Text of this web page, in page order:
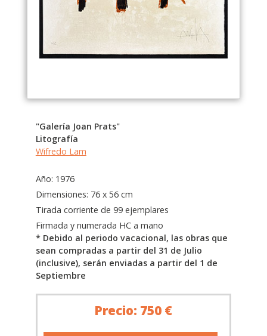
"Galería Joan Prats"
Litografía
Wifredo Lam
Año: 1976
Dimensiones: 76 x 56 cm
Tirada corriente de 99 ejemplares
Firmada y numerada HC a mano
* Debido al periodo vacacional, las obras que
sean compradas a partir del 31 de Julio
(inclusive), serán enviadas a partir del 1 de
Septiembre
Precio: 750 €